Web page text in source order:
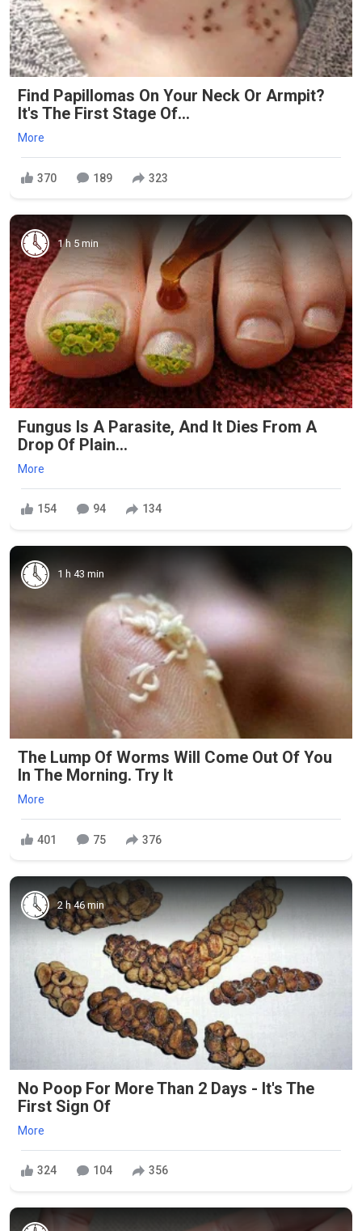
Find Papillomas On Your Neck Or Armpit?
It's The First Stage Of...
More
370 189 323
1 h 5 min
Fungus Is A Parasite, And It Dies From A
Drop Of Plain...
More
154 94 134
1 h 43 min
The Lump Of Worms Will Come Out Of You
In The Morning. Try It
More
401 75 376
2 h 46 min
No Poop For More Than 2 Days - It's The
First Sign Of
More
324 104 356